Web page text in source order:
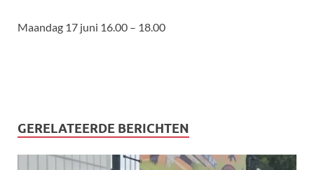
Maandag 17 juni 16.00 – 18.00
GERELATEERDE BERICHTEN